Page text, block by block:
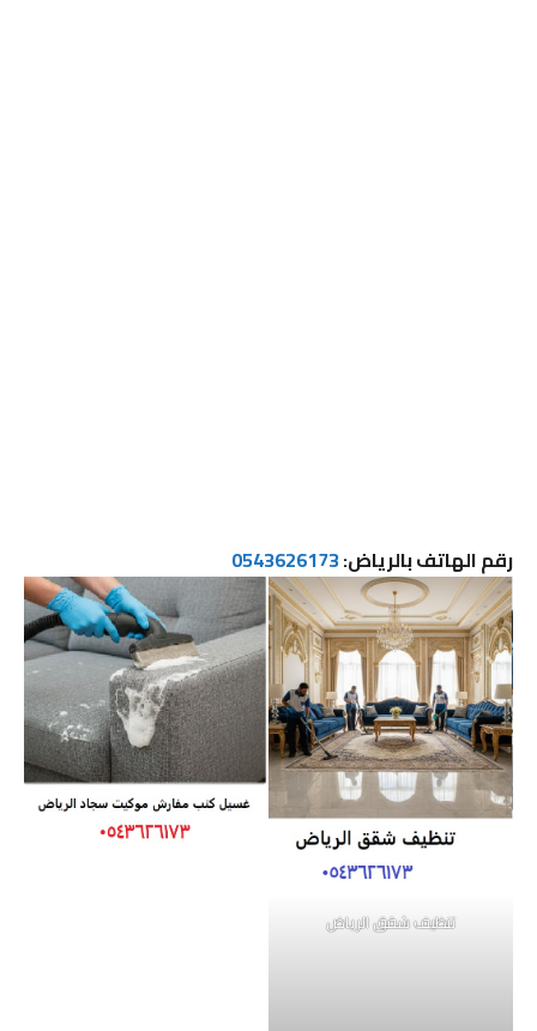
رقم الهاتف بالرياض:0543626173
تنظيف شقق الرياض